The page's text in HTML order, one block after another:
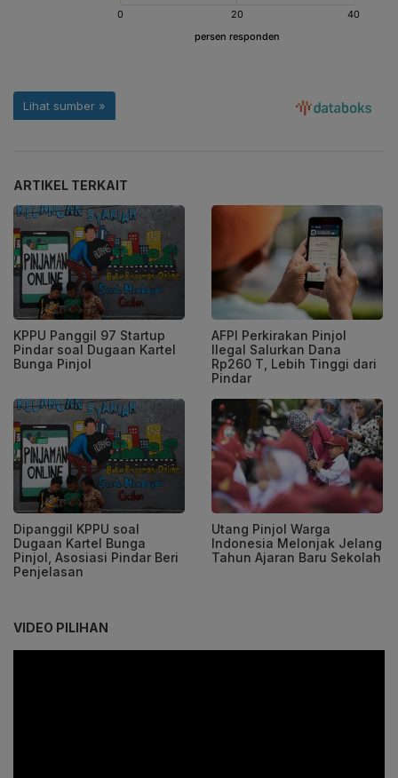
ARTIKEL TERKAIT
KPPU Panggil 97 Startup
Pindar soal Dugaan Kartel
Bunga Pinjol
AFPI Perkirakan Pinjol
Ilegal Salurkan Dana
Rp260 T, Lebih Tinggi dari
Pindar
Dipanggil KPPU soal
Dugaan Kartel Bunga
Pinjol, Asosiasi Pindar Beri
Penjelasan
Utang Pinjol Warga
Indonesia Melonjak Jelang
Tahun Ajaran Baru Sekolah
VIDEO PILIHAN